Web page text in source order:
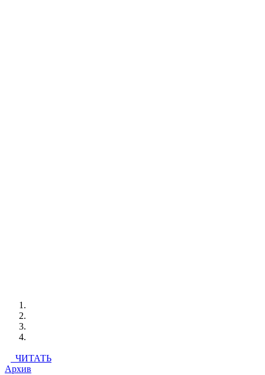
ЧИТАТЬ
Архив